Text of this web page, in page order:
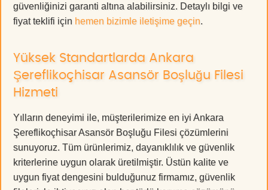
güvenliğinizi garanti altına alabilirsiniz. Detaylı bilgi ve
fiyat teklifi için hemen bizimle iletişime geçin.
Yüksek Standartlarda Ankara
Şereflikoçhisar Asansör Boşluğu Filesi
Hizmeti
Yılların deneyimi ile, müşterilerimize en iyi Ankara
Şereflikoçhisar Asansör Boşluğu Filesi çözümlerini
sunuyoruz. Tüm ürünlerimiz, dayanıklılık ve güvenlik
kriterlerine uygun olarak üretilmiştir. Üstün kalite ve
uygun fiyat dengesini bulduğunuz firmamız, güvenlik